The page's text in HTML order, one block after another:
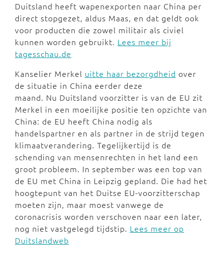
Duitsland heeft wapenexporten naar China per
direct stopgezet, aldus Maas, en dat geldt ook
voor producten die zowel militair als civiel
kunnen worden gebruikt. Lees meer bij
tagesschau.de
Kanselier Merkel uitte haar bezorgdheid over
de situatie in China eerder deze
maand. Nu Duitsland voorzitter is van de EU zit
Merkel in een moeilijke positie ten opzichte van
China: de EU heeft China nodig als
handelspartner en als partner in de strijd tegen
klimaatverandering. Tegelijkertijd is de
schending van mensenrechten in het land een
groot probleem. In september was een top van
de EU met China in Leipzig gepland. Die had het
hoogtepunt van het Duitse EU-voorzitterschap
moeten zijn, maar moest vanwege de
coronacrisis worden verschoven naar een later,
nog niet vastgelegd tijdstip. Lees meer op
Duitslandweb